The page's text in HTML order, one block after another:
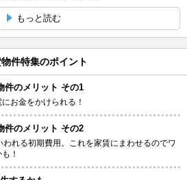
もっと読む
件特集のポイント
件のメリット その1
お金をかけられる！
件のメリット その2
れる初期費用。これを家賃にまわせるのでワ
！